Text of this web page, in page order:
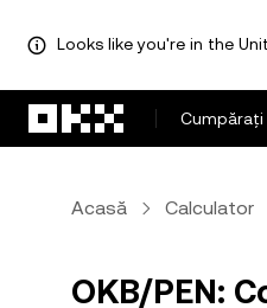
Looks like you're in the
Acasă Calculator
OKB/PEN: